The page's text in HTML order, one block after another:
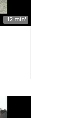
12 min'